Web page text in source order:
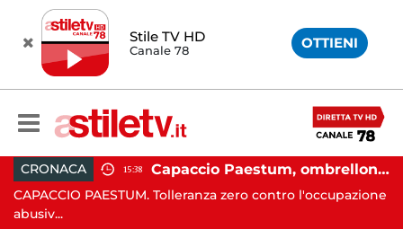
Stile TV HD
Canale 78 OTTIENI
CRONACA 15:38 Capaccio Paestum, ombrellone selvaggio: blitz della Municipale, sgomberate tutte le spiagge libere
CAPACCIO PAESTUM. Tolleranza zero contro l'occupazione
abusiv...